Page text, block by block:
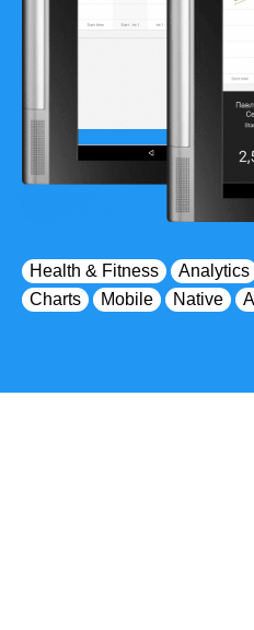
Health & Fitness Analytics
Charts
Mobile Native